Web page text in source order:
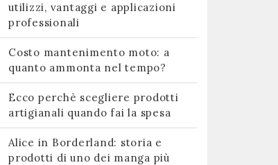
utilizzi, vantaggi e applicazioni
professionali
Costo mantenimento moto: a
quanto ammonta nel tempo?
Ecco perchè scegliere prodotti
artigianali quando fai la spesa
Alice in Borderland: storia e
prodotti di uno dei manga più